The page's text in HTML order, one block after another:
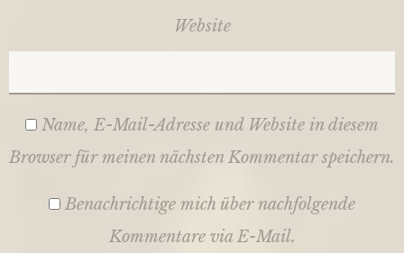
Website
Name, E-Mail-Adresse und Website in diesem
Browser für meinen nächsten Kommentar speichern.
Benachrichtige mich über nachfolgende
Kommentare via E-Mail.